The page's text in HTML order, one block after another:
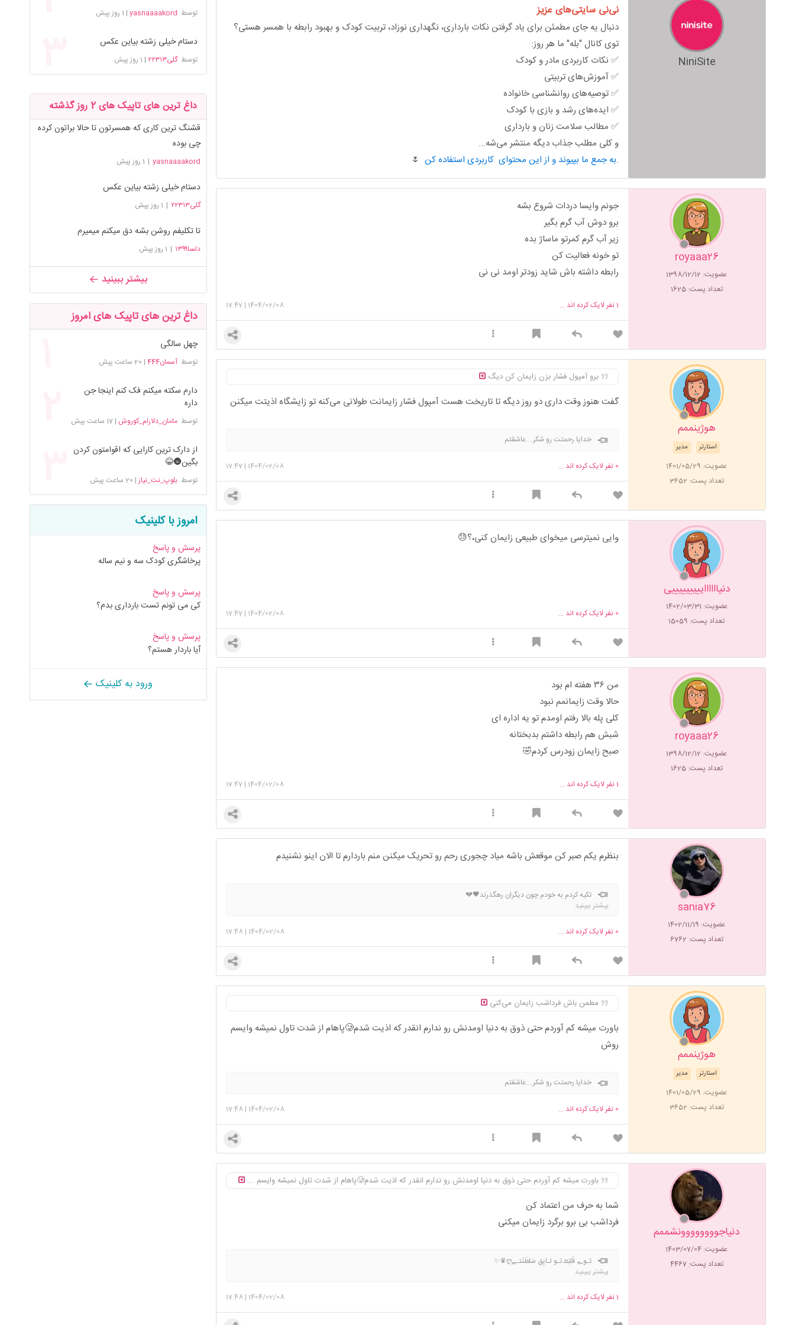
NiniSite
نی‌نی سایتی‌های عزیز
دنبال یه جای مطمئن برای یاد گرفتن نکات بارداری، نگهداری نوزاد، تربیت کودک و بهبود رابطه با همسر هستی؟
توی کانال "بله" ما هر روز:
✅ نکات کاربردی مادر و کودک
✅ آموزش‌های تربیتی
✅ توصیه‌های روانشناسی خانواده
✅ ایده‌های رشد و بازی با کودک
✅ مطالب سلامت زنان و بارداری
و کلی مطلب جذاب دیگه منتشر می‌شه...
به جمع ما بپیوند و از این محتوای کاربردی استفاده کن.
🌷
royaaa26
عضویت: 1398/12/12
تعداد پست: 1625
جونم وایسا دردات شروع بشه
برو دوش آب گرم بگیر
زیر آب گرم کمرتو ماساژ بده
تو خونه فعالیت کن
رابطه داشته باش شاید زودتر اومد نی نی
1404/02/08
|
17:47 1نفر لایک کرده اند ...
هوژینممم
مدیر استارتر
عضویت: 1401/05/29
تعداد پست: 3652
برو آمپول فشار بزن زایمان کن دیگ
گفت هنوز وقت داری دو روز دیگه تا تاریخت هست آمپول فشار زایمانت طولانی می‌کنه تو زایشگاه اذیتت میکنن
خدایا رحمتت رو شکر....عاشقتم
1404/02/08
|
17:47 0 نفر لایک کرده اند ...
دنیاااااایییییییییی
عضویت: 1402/03/31
تعداد پست: 15059
وایی نمیترسی میخوای طبیعی زایمان کنی،؟😓
1404/02/08
|
17:47 0 نفر لایک کرده اند ...
royaaa26
عضویت: 1398/12/12
تعداد پست: 1625
من ۳۶ هفته ام بود
حالا وقت زایمانمم نبود
کلی پله بالا رفتم اومدم تو یه اداره ای
شبش هم رابطه داشتم بدبختانه
صبح زایمان زودرس کردم🤣
1404/02/08
|
17:47 1نفر لایک کرده اند ...
sania76
عضویت: 1402/11/19
تعداد پست: 6762
بنظرم یکم صبر کن موقعش باشه میاد چجوری رحم رو تحریک میکنن منم باردارم تا الان اینو نشنیدم
تکیه کردم به خودم چون دیگران رهگذرند🖤💔
بیشتر ببینید
1404/02/08
|
17:48 0 نفر لایک کرده اند ...
هوژینممم
مدیر استارتر
عضویت: 1401/05/29
تعداد پست: 3652
مطمن باش فرداشب زایمان می‌کنی
باورت میشه کم آوردم حتی ذوق به دنیا اومدنش رو ندارم انقدر که اذیت شدم🥲پاهام از شدت تاول نمیشه وایسم
روش
خدایا رحمتت رو شکر....عاشقتم
1404/02/08
|
17:48 0 نفر لایک کرده اند ...
دنیاجوووووووونشممم
عضویت: 1403/07/04
تعداد پست: 4467
باورت میشه کم آوردم حتی ذوق به دنیا اومدنش رو ندارم انقدر که اذیت شدم🥲پاهام از شدت تاول نمیشه وایسم ...
شما به حرف من اعتماد کن
فرداشب بی برو برگرد زایمان میکنی
تـوےِ قَلبَܩ تـو لـ‌ایِقِ سَلطَنَ‍تـے‌ღ♛️✨️
بیشتر ببینید
1404/02/08
|
17:48 1نفر لایک کرده اند ...
توسط yasnaaaakord
| 1 روز پیش
دستام خیلی زشته بیاین عکس
توسطگلی۲۲۳۱۳ | 1 روز پیش
داغ ترین های تاپیک های 2 روز گذشته
قشنگ ترین کاری که همسرتون تا حالا براتون کرده
چی بوده
yasnaaaakord
| 1 روز پیش
دستام خیلی زشته بیاین عکس
گلی۲۲۳۱۳ | 1 روز پیش
تا تکلیفم روشن بشه دق میکنم میمیرم
دلسا۱۳۹۹ | 1 روز پیش
بیشتر ببینید
داغ ترین های تاپیک های امروز
چهل سالگی
توسطآسمان444 | 20 ساعت پیش
دارم سکته میکنم فک کنم اینجا جن
داره
توسطمامان_دلارام_کوروش |17 ساعت پیش
از دارک ترین کارایی که اقوامتون کردن
بگین🌚😂
توسطبلوپ_نت_نیاز| 20 ساعت پیش
امروز با کلینیک
پرسش و پاسخ
پرخاشگری کودک سه و نیم ساله
پرسش و پاسخ
کی می تونم تست بارداری بدم؟
پرسش و پاسخ
آیا باردار هستم؟
ورود به کلینیک